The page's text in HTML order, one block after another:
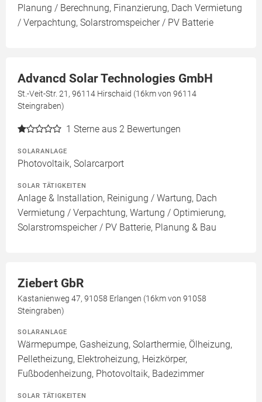
Planung / Berechnung, Finanzierung, Dach Vermietung
/ Verpachtung, Solarstromspeicher / PV Batterie
Advancd Solar Technologies GmbH
St.-Veit-Str. 21, 96114 Hirschaid (16km von 96114
Steingraben)
1 Sterne aus 2 Bewertungen
SOLARANLAGE
Photovoltaik, Solarcarport
SOLAR TÄTIGKEITEN
Anlage & Installation, Reinigung / Wartung, Dach
Vermietung / Verpachtung, Wartung / Optimierung,
Solarstromspeicher / PV Batterie, Planung & Bau
Ziebert GbR
Kastanienweg 47, 91058 Erlangen (16km von 91058
Steingraben)
SOLARANLAGE
Wärmepumpe, Gasheizung, Solarthermie, Ölheizung,
Pelletheizung, Elektroheizung, Heizkörper,
Fußbodenheizung, Photovoltaik, Badezimmer
SOLAR TÄTIGKEITEN